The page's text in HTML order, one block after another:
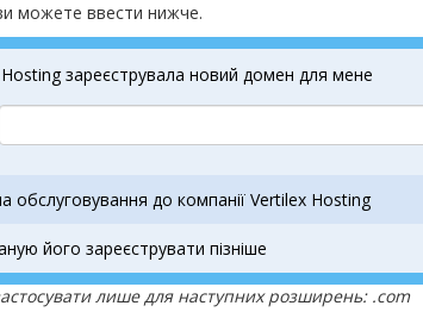
можете ввести нижче.
зареєструвала новий домен для мене
обслуговування до компанії Vertilex Hosting
його зареєструвати пізніше
лише для наступних розширень: .com